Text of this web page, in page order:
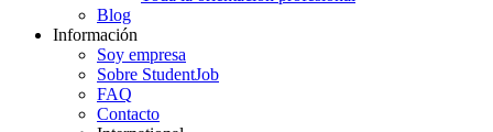
Blog
Información
Soy empresa
Sobre StudentJob
FAQ
Contacto